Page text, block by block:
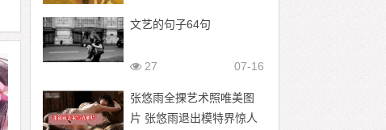
文艺的句子64句
07-16
27
张悠雨全捰艺术照唯美图
片 张悠雨退出模特界惊人